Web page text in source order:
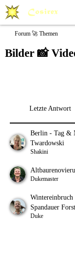
Forum 🚀 Themen
Bilder 📸
Letzte Antwort
Berlin - Tag &
Twardowski
Shakini
Dukemaster
Spandauer Forst
Duke